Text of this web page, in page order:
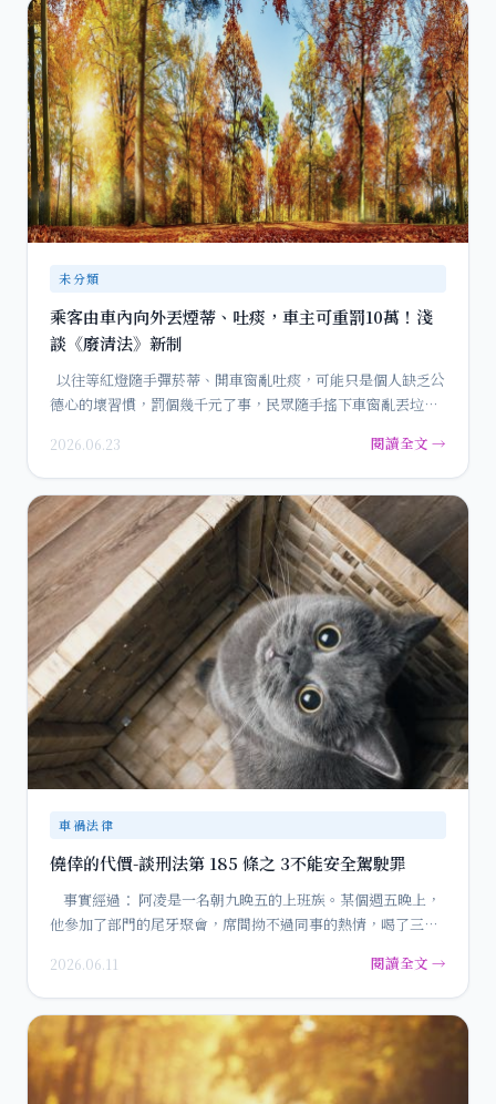
未分類
乘客由車內向外丟煙蒂、吐痰，車主可重罰10萬！淺
談《廢清法》新制
以往等紅燈隨手彈菸蒂、開車窗亂吐痰，可能只是個人缺乏公
德心的壞習慣，罰個幾千元了事，民眾隨手搖下車窗亂丟垃圾
2026.06.23 閱讀全文 →
車禍法律
僥倖的代價-談刑法第 185 條之 3不能安全駕駛罪
事實經過： 阿凌是一名朝九晚五的上班族。某個週五晚上，
他參加了部門的尾牙聚會，席間拗不過同事的熱情，喝了三…
2026.06.11 閱讀全文 →